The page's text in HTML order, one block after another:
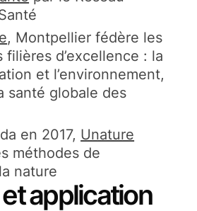
, Montpellier fédère les
d’excellence : la
et l’environnement,
santé globale des
en 2017, Unature
méthodes de
nature
application